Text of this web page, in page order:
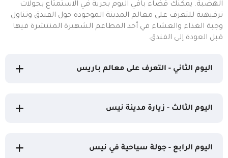
الهضبة. يمكنك قضاء باقي اليوم بحرية في الاستمتاع بجولات
ترفيهية للتعرف على معالم المدينة الموجودة حول الفندق وتناول
وجبة الغذاء والعشاء في أحد المطاعم الشهيرة المنتشرة فيها
قبل العودة إلى الفندق.
اليوم الثاني - التعرف على معالم باريس
اليوم الثالث - زيارة مدينة نيس
اليوم الرابع - جولة سياحية في نيس